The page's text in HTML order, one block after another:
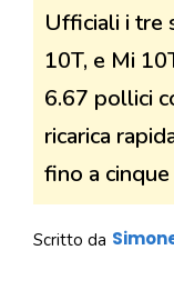
Ufficiali i tre
10T, e Mi
6.67 pollici
ricarica
fino a
Scritto da